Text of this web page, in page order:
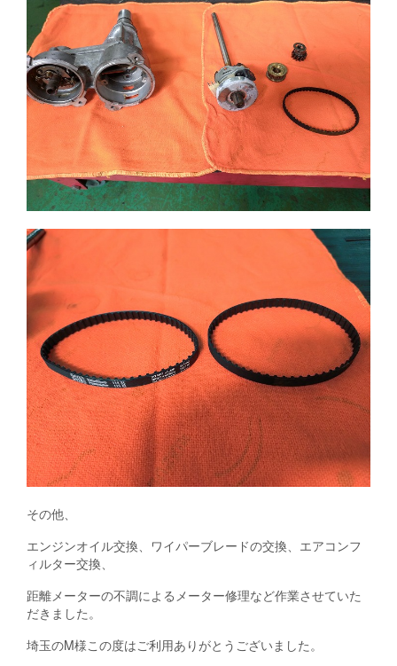
その他、
エンジンオイル交換、ワイパーブレードの交換、エアコンフ
ィルター交換、
距離メーターの不調によるメーター修理など作業させていた
だきました。
埼玉のM様この度はご利用ありがとうございました。